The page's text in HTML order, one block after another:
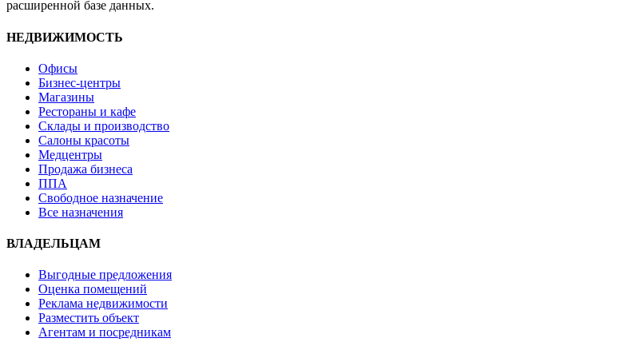
расширенной базе данных.
НЕДВИЖИМОСТЬ
Офисы
Бизнес-центры
Магазины
Рестораны и кафе
Склады и производство
Салоны красоты
Медцентры
Продажа бизнеса
ППА
Свободное назначение
Все назначения
ВЛАДЕЛЬЦАМ
Выгодные предложения
Оценка помещений
Реклама недвижимости
Разместить объект
Агентам и посредникам